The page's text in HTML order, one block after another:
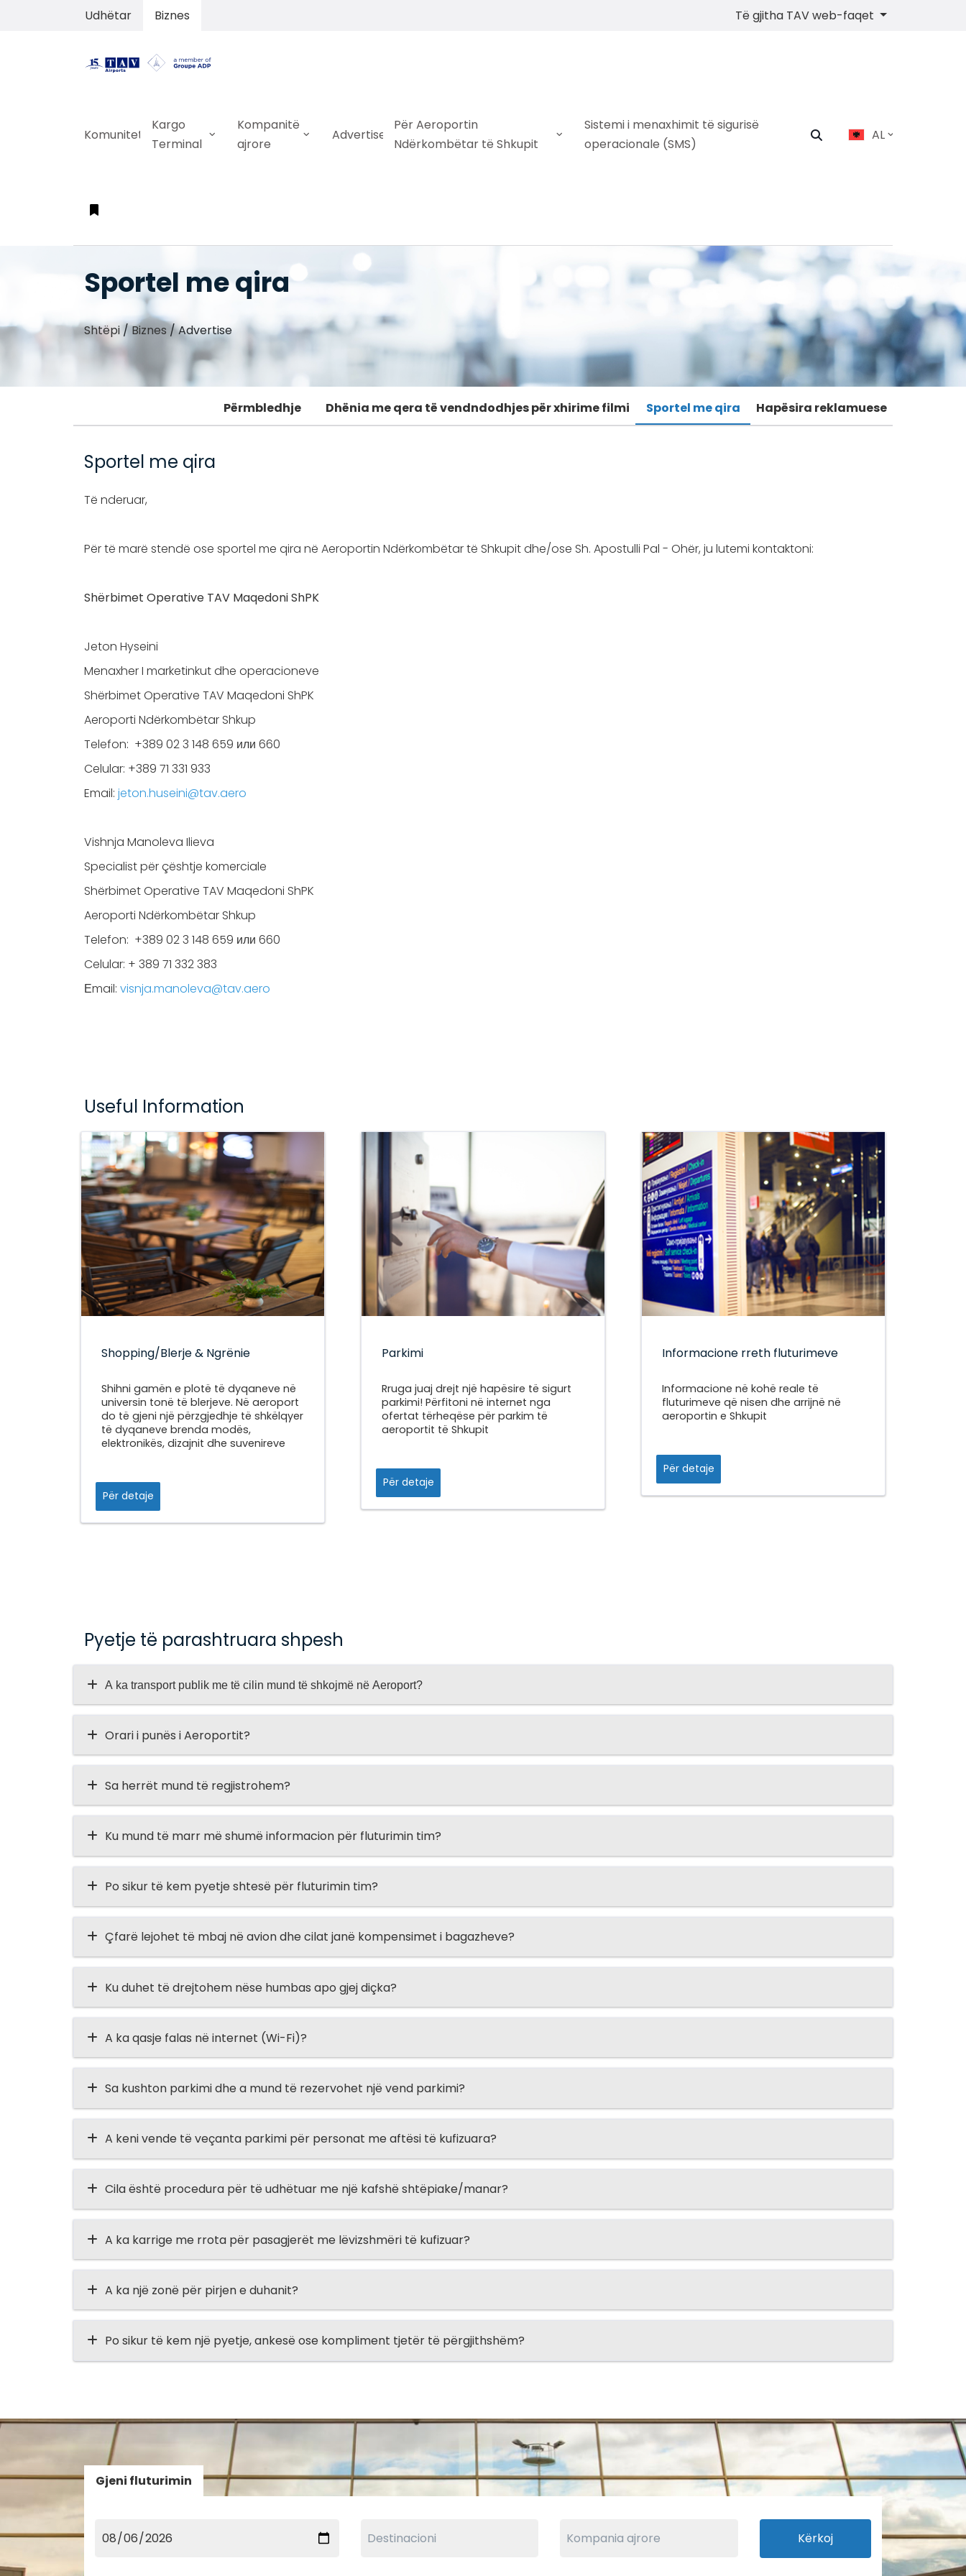
Udhëtar Biznes Të gjitha TAV web-faqet
Komuniteti
Kargo
Terminal
Kompanitë
ajrore
Advertise
Për Aeroportin
Ndërkombëtar të Shkupit
Sistemi i menaxhimit të sigurisë
operacionale (SMS)
AL
Sportel me qira
Shtëpi /Biznes /Advertise
Përmbledhje Dhënia me qera të vendndodhjes për xhirime filmi Sportel me qira Hapësira reklamuese
Sportel me qira
Të nderuar,
Për të marë stendë ose sportel me qira në Aeroportin Ndërkombëtar të Shkupit dhe/ose Sh. Apostulli Pal - Ohër, ju lutemi kontaktoni:
Shërbimet Operative TAV Maqedoni ShPK
Jeton Hyseini
Menaxher I marketinkut dhe operacioneve
Shërbimet Operative TAV Maqedoni ShPK
Aeroporti Ndërkombëtar Shkup
Telefon: +389 02 3 148 659 или 660
Celular: +389 71 331 933
Email: jeton.huseini@tav.aero
Vishnja Manoleva Ilieva
Specialist për çështje komerciale
Shërbimet Operative TAV Maqedoni ShPK
Aeroporti Ndërkombëtar Shkup
Telefon: +389 02 3 148 659 или 660
Celular: + 389 71 332 383
Еmail: visnja.manoleva@tav.aero
Useful Information
Shopping/Blerje & Ngrënie
Shihni gamën e plotë të dyqaneve në
universin tonë të blerjeve. Në aeroport
do të gjeni një përzgjedhje të shkëlqyer
të dyqaneve brenda modës,
elektronikës, dizajnit dhe suvenireve
Për detaje
Parkimi
Rruga juaj drejt një hapësire të sigurt
parkimi! Përfitoni në internet nga
ofertat tërheqëse për parkim të
aeroportit të Shkupit
Për detaje
Informacione rreth fluturimeve
Informacione në kohë reale të
fluturimeve që nisen dhe arrijnë në
aeroportin e Shkupit
Për detaje
Pyetje të parashtruara shpesh
A ka transport publik me të cilin mund të shkojmë në Aeroport?
Orari i punës i Aeroportit?
Sa herrët mund të regjistrohem?
Ku mund të marr më shumë informacion për fluturimin tim?
Po sikur të kem pyetje shtesë për fluturimin tim?
Çfarë lejohet të mbaj në avion dhe cilat janë kompensimet i bagazheve?
Ku duhet të drejtohem nëse humbas apo gjej diçka?
A ka qasje falas në internet (Wi-Fi)?
Sa kushton parkimi dhe a mund të rezervohet një vend parkimi?
A keni vende të veçanta parkimi për personat me aftësi të kufizuara?
Cila është procedura për të udhëtuar me një kafshë shtëpiake/manar?
A ka karrige me rrota për pasagjerët me lëvizshmëri të kufizuar?
A ka një zonë për pirjen e duhanit?
Po sikur të kem një pyetje, ankesë ose kompliment tjetër të përgjithshëm?
Gjeni fluturimin
Kërkoj